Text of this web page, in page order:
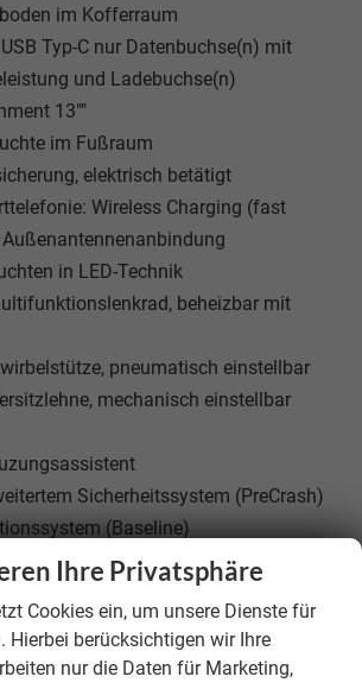
im Kofferraum
Typ-C nur Datenbuchse(n) mit
und Ladebuchse(n)
13""
im Fußraum
elektrisch betätigt
Wireless Charging (fast
in LED-Technik
beheizbar mit
pneumatisch einstellbar
mechanisch einstellbar
Sicherheitssystem (PreCrash)
(Baseline)
65 R17 99V Super-
inkl. Emergency Assist und
Ihre Privatsphäre
Cookies ein, um unsere Dienste für
Hierbei berücksichtigen wir Ihre
nur die Daten für Marketing,